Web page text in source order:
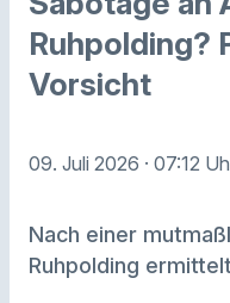
Ruhpolding?
Vorsicht
09. Juli 2026 · 07:12
Nach einer
Ruhpolding